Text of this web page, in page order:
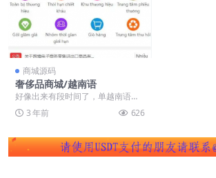
商城源码
奢侈品商城/越南语
好像出来有段时间了，单越南语。
UI还可以，分享给大家
3 年前 626